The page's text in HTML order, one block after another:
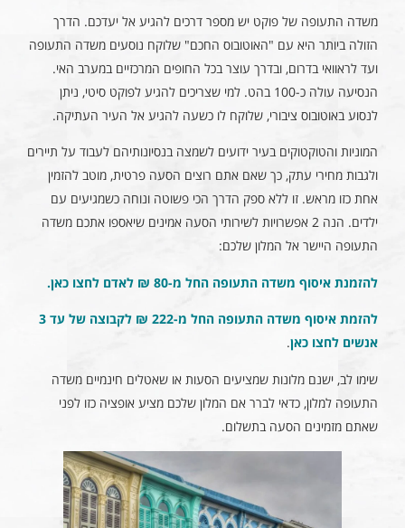
משדה התעופה של פוקט יש מספר דרכים להגיע אל יעדכם. הדרך
הזולה ביותר היא עם "האוטובוס החכם" שלוקח נוסעים משדה התעופה
ועד לראוואי בדרום, ובדרך עוצר בכל החופים המרכזיים במערב האי.
הנסיעה עולה כ-100 בהט. למי שצריכים להגיע לפוקט סיטי, ניתן
לנסוע באוטובוס ציבורי, שלוקח לו כשעה להגיע אל העיר העתיקה.
המוניות והטוקטוקים בעיר ידועים לשמצה בנסיונותיהם לעבוד על תיירים
ולגבות מחירי עתק, כך שאם אתם רוצים הסעה פרטית, מוטב להזמין
אחת כזו מראש. זו ללא ספק הדרך הכי פשוטה ונוחה כשמגיעים עם
ילדים. הנה 2 אפשרויות לשירותי הסעה אמינים שיאספו אתכם משדה
התעופה היישר אל המלון שלכם:
להזמנת איסוף משדה התעופה החל מ-80 ₪ לאדם לחצו כאן .
להזמת איסוף משדה התעופה החל מ-222 ₪ לקבוצה של עד 3
אנשים לחצו כאן.
שימו לב, ישנם מלונות שמציעים הסעות או שאטלים חינמיים משדה
התעופה למלון, כדאי לברר אם המלון שלכם מציע אופציה כזו לפני
שאתם מזמינים הסעה בתשלום.